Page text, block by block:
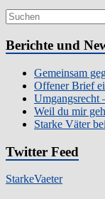
Berichte und
Gemeinsam
Offener Brief
Umgangsrecht
Weil du mir
Starke Väter
Twitter Feed
StarkeVaeter